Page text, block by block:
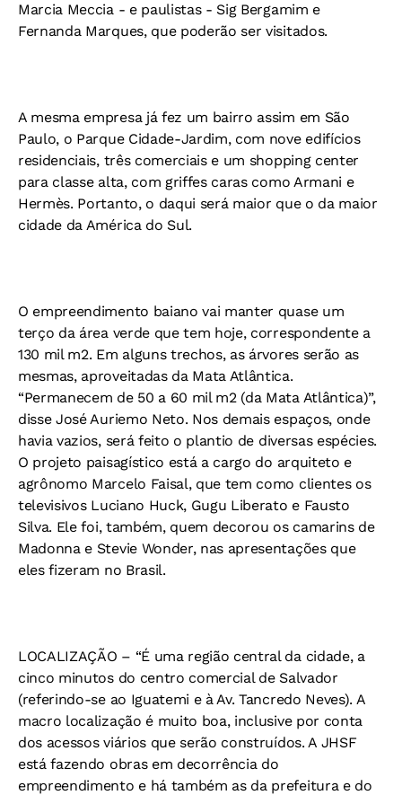
Marcia Meccia - e paulistas - Sig Bergamim e
Fernanda Marques, que poderão ser visitados.
A mesma empresa já fez um bairro assim em São
Paulo, o Parque Cidade-Jardim, com nove edifícios
residenciais, três comerciais e um shopping center
para classe alta, com griffes caras como Armani e
Hermès. Portanto, o daqui será maior que o da maior
cidade da América do Sul.
O empreendimento baiano vai manter quase um
terço da área verde que tem hoje, correspondente a
130 mil m2. Em alguns trechos, as árvores serão as
mesmas, aproveitadas da Mata Atlântica.
“Permanecem de 50 a 60 mil m2 (da Mata Atlântica)”,
disse José Auriemo Neto. Nos demais espaços, onde
havia vazios, será feito o plantio de diversas espécies.
O projeto paisagístico está a cargo do arquiteto e
agrônomo Marcelo Faisal, que tem como clientes os
televisivos Luciano Huck, Gugu Liberato e Fausto
Silva. Ele foi, também, quem decorou os camarins de
Madonna e Stevie Wonder, nas apresentações que
eles fizeram no Brasil.
LOCALIZAÇÃO – “É uma região central da cidade, a
cinco minutos do centro comercial de Salvador
(referindo-se ao Iguatemi e à Av. Tancredo Neves). A
macro localização é muito boa, inclusive por conta
dos acessos viários que serão construídos. A JHSF
está fazendo obras em decorrência do
empreendimento e há também as da prefeitura e do